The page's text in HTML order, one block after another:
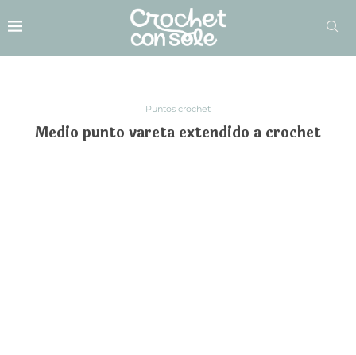
Puntos crochet
Medio punto vareta extendido a crochet